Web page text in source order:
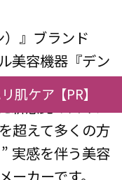
）』ブランド
美容機器『デン
™(整肌成分)を
感覚のスキン
超えて多くの方
実感を伴う美容
肌ケア【PR】